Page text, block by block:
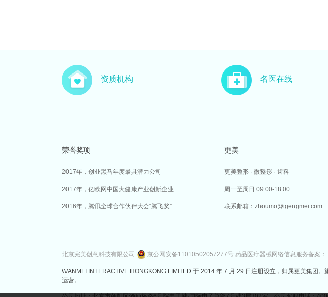
资质机构 名医在线
荣誉奖项
2017年，创业黑马年度最具潜力公司
2017年，亿欧网中国大健康产业创新企业
2016年，腾讯全球合作伙伴大会“腾飞奖”
更美
更美整形 · 微整形 · 齿科
周一至周日 09:00-18:00
联系邮箱：zhoumo@igengmei.com
北京完美创意科技有限公司 京公网安备11010502057277号 药品医疗器械网络信息服务备案
WANMEI INTERACTIVE HONGKONG LIMITED 于 2014 年 7 月 29 日注册设立，归属更美集团
运营。